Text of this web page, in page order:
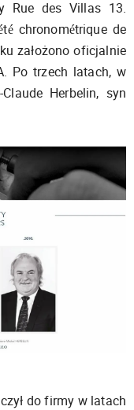
Rue des Villas 13.
chronométrique de
założono oficjalnie
Po trzech latach, w
Herbelin, syn
do firmy w latach